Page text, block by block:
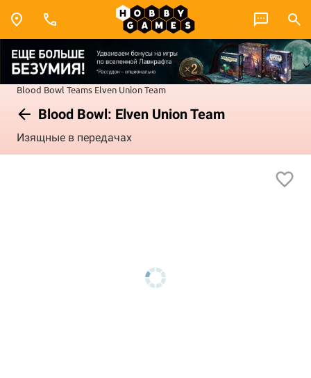
Blood Bowl Teams Elven Union Team
Blood Bowl: Elven Union Team
Изящные в передачах